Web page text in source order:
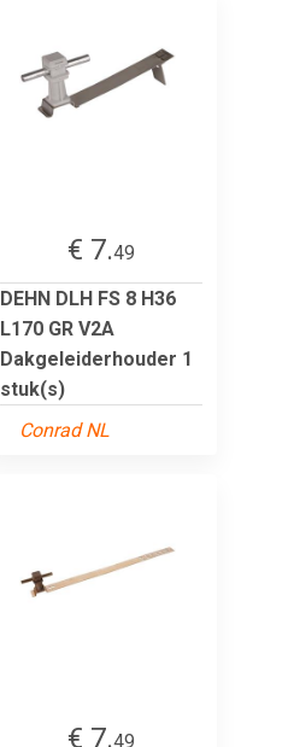
€ 7.49
DEHN DLH FS 8 H36
L170 GR V2A
Dakgeleiderhouder 1
stuk(s)
Conrad NL
€ 7.49